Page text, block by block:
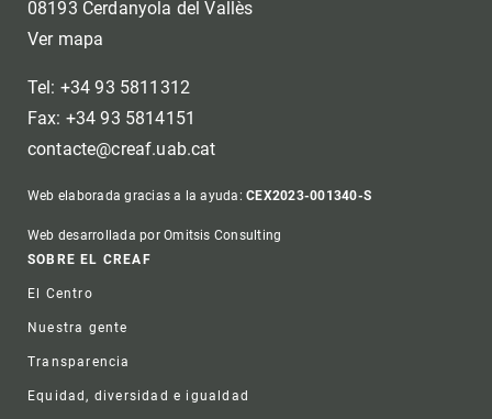
08193 Cerdanyola del Vallès
Ver mapa
Tel: +34 93 5811312
Fax: +34 93 5814151
contacte@creaf.uab.cat
Web elaborada gracias a la ayuda:CEX2023-001340-S
Web desarrollada por Omitsis Consulting
Footer
SOBRE EL CREAF
El Centro
Nuestra gente
Transparencia
Equidad, diversidad e igualdad